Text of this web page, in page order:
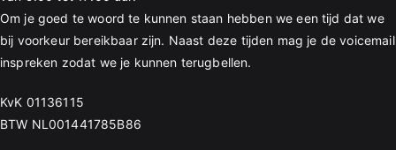
Om je goed te woord te kunnen staan hebben we een tijd dat we
bij voorkeur bereikbaar zijn. Naast deze tijden mag je de voicemail
inspreken zodat we je kunnen terugbellen.
KvK 01136115
BTW NL001441785B86